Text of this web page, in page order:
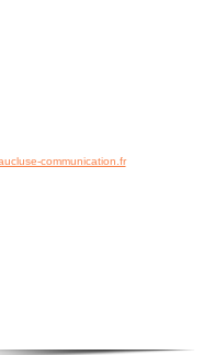
communication.fr